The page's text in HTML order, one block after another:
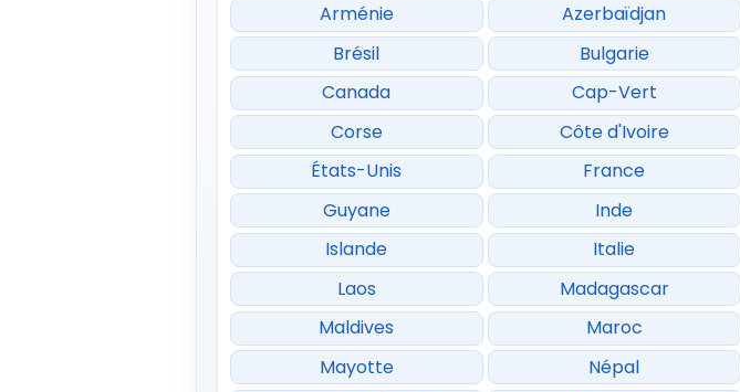
Arménie
Azerbaïdjan
Brésil
Bulgarie
Canada
Cap-Vert
Corse
Côte d'Ivoire
États-Unis
France
Guyane
Inde
Islande
Italie
Laos
Madagascar
Maldives
Maroc
Mayotte
Népal